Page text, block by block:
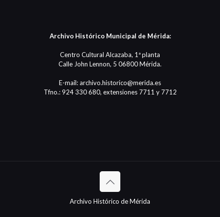
Archivo Histórico Municipal de Mérida:
Centro Cultural Alcazaba, 1ª planta
Calle John Lennon, 5 06800 Mérida.
E-mail: archivo.historico@merida.es
Tfno.: 924 330 680, extensiones 7711 y 7712
Archivo Histórico de Mérida